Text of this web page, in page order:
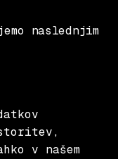
naslednjim
v našem